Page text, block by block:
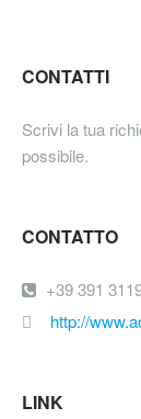
CONTATTI
Scrivi la tua
possibile.
CONTATTO
+39 ‭391
http://
LINK